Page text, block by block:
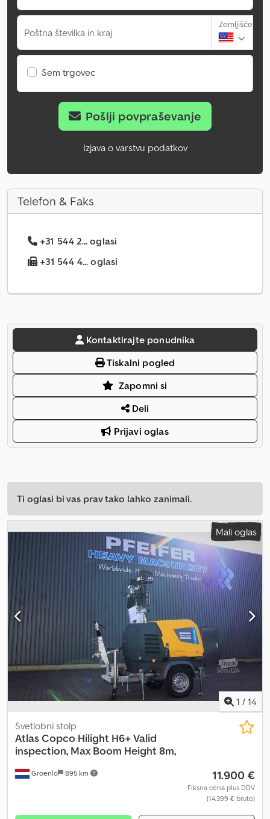
Poštna številka in kraj
Zemljišče
Sem trgovec
Pošlji povpraševanje
Izjava o varstvu podatkov
Telefon & Faks
+31 544 2... oglasi
+31 544 4... oglasi
Kontaktirajte ponudnika
Tiskalni pogled
Zapomni si
Deli
Prijavi oglas
Ti oglasi bi vas prav tako lahko zanimali.
Mali oglas
1 / 14
Groenlo 895 km
Svetlobni stolp
Atlas Copco Hilight H6+ Valid
inspection, Max Boom Height 8m,
11.900 €
Fiksna cena plus DDV
(14.399 € bruto)